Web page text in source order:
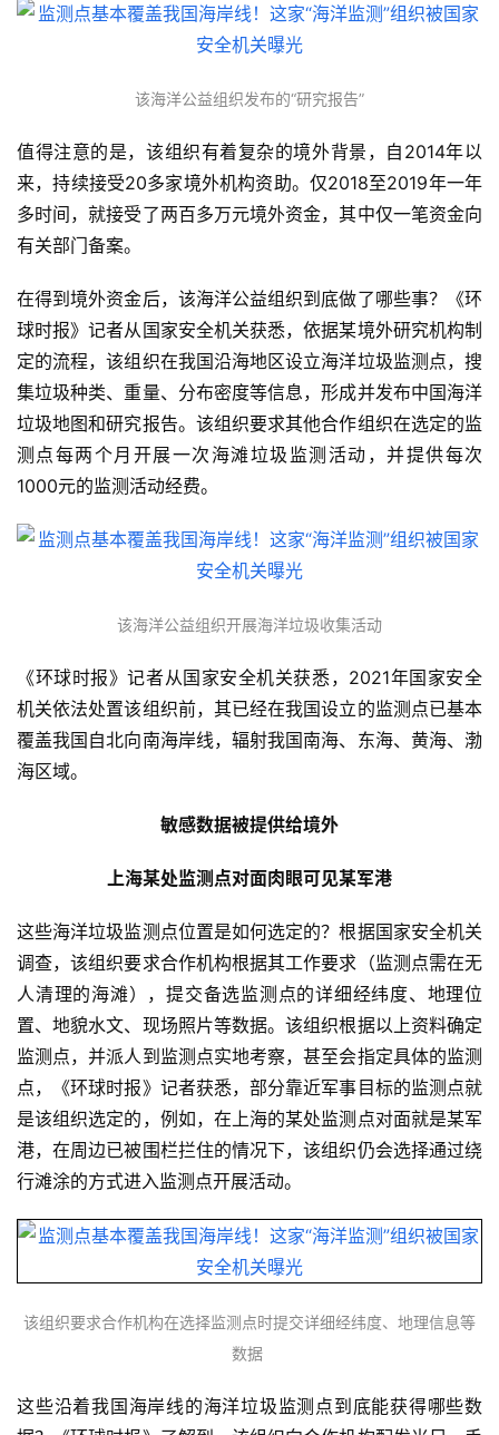
该海洋公益组织发布的“研究报告”
值得注意的是，该组织有着复杂的境外背景，自2014年以
来，持续接受20多家境外机构资助。仅2018至2019年一年
多时间，就接受了两百多万元境外资金，其中仅一笔资金向
有关部门备案。
在得到境外资金后，该海洋公益组织到底做了哪些事？《环
球时报》记者从国家安全机关获悉，依据某境外研究机构制
定的流程，该组织在我国沿海地区设立海洋垃圾监测点，搜
集垃圾种类、重量、分布密度等信息，形成并发布中国海洋
垃圾地图和研究报告。该组织要求其他合作组织在选定的监
测点每两个月开展一次海滩垃圾监测活动，并提供每次
1000元的监测活动经费。
该海洋公益组织开展海洋垃圾收集活动
《环球时报》记者从国家安全机关获悉，2021年国家安全
机关依法处置该组织前，其已经在我国设立的监测点已基本
覆盖我国自北向南海岸线，辐射我国南海、东海、黄海、渤
海区域。
敏感数据被提供给境外
上海某处监测点对面肉眼可见某军港
这些海洋垃圾监测点位置是如何选定的？根据国家安全机关
调查，该组织要求合作机构根据其工作要求（监测点需在无
人清理的海滩），提交备选监测点的详细经纬度、地理位
置、地貌水文、现场照片等数据。该组织根据以上资料确定
监测点，并派人到监测点实地考察，甚至会指定具体的监测
点，《环球时报》记者获悉，部分靠近军事目标的监测点就
是该组织选定的，例如，在上海的某处监测点对面就是某军
港，在周边已被围栏拦住的情况下，该组织仍会选择通过绕
行滩涂的方式进入监测点开展活动。
该组织要求合作机构在选择监测点时提交详细经纬度、地理信息等
数据
这些沿着我国海岸线的海洋垃圾监测点到底能获得哪些数